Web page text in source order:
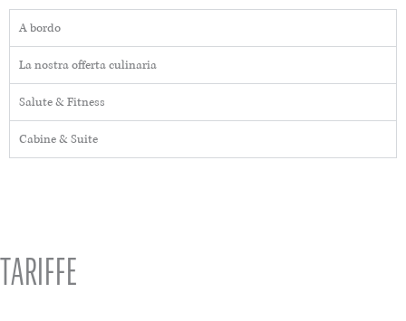
A bordo
La nostra offerta culinaria
Salute & Fitness
Cabine & Suite
TARIFFE